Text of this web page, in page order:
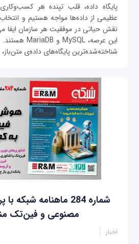
پایگاه داده، قلب تپنده هر
عظیمی از داده‌ها مواجه هستیم و
نقش حیاتی در موفقیت هر سازمان ایفا
شناخته‌شده‌ترین پایگاه‌های داده‌ی
شماره 284 ماهنامه
مصنوعی و فین‌تک
اخبار